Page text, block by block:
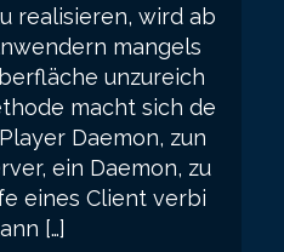
realisieren, wird ab
mangels
unzureich
macht sich de
Daemon, zun
ein Daemon, zu
eines Client verbi
[…]